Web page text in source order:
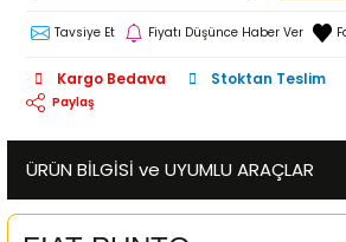
Tavsiye Et Fiyatı Düşünce Haber Ver
Kargo Bedava Stoktan Teslim
Paylaş
ÜRÜN BİLGİSİ ve UYUMLU ARAÇLAR